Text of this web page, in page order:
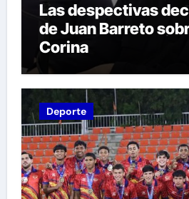
Las despectivas
de Juan Barreto
Corina
Deporte